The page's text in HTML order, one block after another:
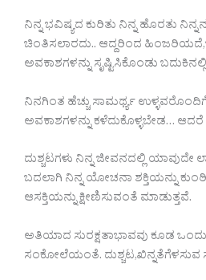
ನಿನ್ನ ಭವಿಷ್ಯದ ಕುರಿತು ನಿನ್ನ ಹೊರತು
ಚಿಂತಿಸಲಾರದು.. ಆದ್ದರಿಂದ
ಅವಕಾಶಗಳನ್ನು ಸೃಷ್ಟಿಸಿಕೊಂಡು
ನಿನಗಿಂತ ಹೆಚ್ಚು ಸಾಮರ್ಥ್ಯ
ಅವಕಾಶಗಳನ್ನು ಕಳೆದುಕೊಳ್ಳಬೇಡ…
ದುಶ್ಚಟಗಳು ನಿನ್ನ ಜೀವನದಲ್ಲಿ ಯಾವುದೇ
ಬದಲಾಗಿ ನಿನ್ನ ಯೋಚನಾ ಶಕ್ತಿಯನ್ನು
ಆಸಕ್ತಿಯನ್ನು ಕ್ಷೀಣಿಸುವಂತೆ ಮಾಡುತ್ತವೆ.
ಅತಿಯಾದ ಸುರಕ್ಷತಾಭಾವವು ಕೂಡ
ಸಂಕೋಲೆಯಂತೆ. ದುಶ್ಚಟ,ಖಿನ್ನತೆಗೆಳಸುವ